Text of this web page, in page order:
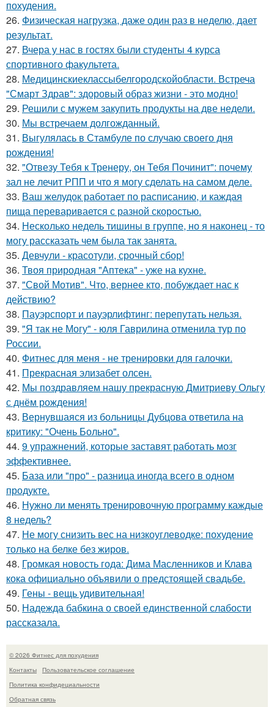
похудения.
26. Физическая нагрузка, даже один раз в неделю, дает
результат.
27. Вчера у нас в гостях были студенты 4 курса
спортивного факультета.
28. Медицинскиеклассыбелгородскойобласти. Встреча
"Смарт Здрав": здоровый образ жизни - это модно!
29. Решили с мужем закупить продукты на две недели.
30. Мы встречаем долгожданный.
31. Выгулялась в Стамбуле по случаю своего дня
рождения!
32. "Отвезу Тебя к Тренеру, он Тебя Починит": почему
зал не лечит РПП и что я могу сделать на самом деле.
33. Ваш желудок работает по расписанию, и каждая
пища переваривается с разной скоростью.
34. Несколько недель тишины в группе, но я наконец - то
могу рассказать чем была так занята.
35. Девчули - красотули, срочный сбор!
36. Твоя природная "Аптека" - уже на кухне.
37. "Свой Мотив". Что, вернее кто, побуждает нас к
действию?
38. Пауэрспорт и пауэрлифтинг: перепутать нельзя.
39. "Я так не Могу" - юля Гаврилина отменила тур по
России.
40. Фитнес для меня - не тренировки для галочки.
41. Прекрасная элизабет олсен.
42. Мы поздравляем нашу прекрасную Дмитриеву Ольгу
с днём рождения!
43. Вернувшаяся из больницы Дубцова ответила на
критику: "Очень Больно".
44. 9 упражнений, которые заставят работать мозг
эффективнее.
45. База или "про" - разница иногда всего в одном
продукте.
46. Нужно ли менять тренировочную программу каждые
8 недель?
47. Не могу снизить вес на низкоуглеводке: похудение
только на белке без жиров.
48. Громкая новость года: Дима Масленников и Клава
кока официально объявили о предстоящей свадьбе.
49. Гены - вещь удивительная!
50. Надежда бабкина о своей единственной слабости
рассказала.
© 2026 Фитнес для похудения
Контакты
Пользовательское соглашение
Политика конфидециальности
Обратная связь